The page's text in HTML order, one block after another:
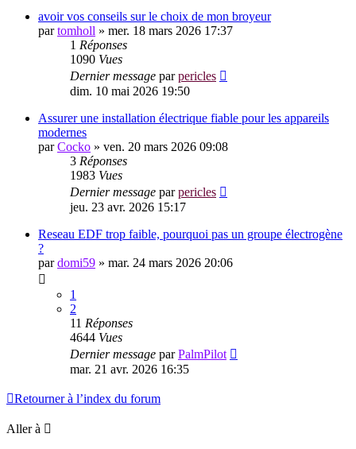
avoir vos conseils sur le choix de mon broyeur
partomholl » mer. 18 mars 2026 17:37
1 Réponses
1090 Vues
Dernier message parpericles
dim. 10 mai 2026 19:50
Assurer une installation électrique fiable pour les appareils
modernes
parCocko » ven. 20 mars 2026 09:08
3 Réponses
1983 Vues
Dernier message parpericles
jeu. 23 avr. 2026 15:17
Reseau EDF trop faible, pourquoi pas un groupe électrogène
?
pardomi59 » mar. 24 mars 2026 20:06
1
2
11 Réponses
4644 Vues
Dernier message parPalmPilot
mar. 21 avr. 2026 16:35
Retourner à l’index du forum
Aller à